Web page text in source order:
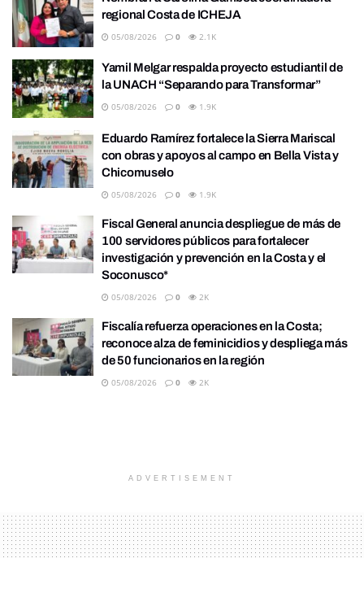
regional Costa de ICHEJA
05/08/2026 0 2.1K
Yamil Melgar respalda proyecto estudiantil de
la UNACH “Separando para Transformar”
05/08/2026 0 1.9K
Eduardo Ramírez fortalece la Sierra Mariscal
con obras y apoyos al campo en Bella Vista y
Chicomuselo
05/08/2026 0 1.9K
Fiscal General anuncia despliegue de más de
100 servidores públicos para fortalecer
investigación y prevención en la Costa y el
Soconusco*
05/08/2026 0 2K
Fiscalía refuerza operaciones en la Costa;
reconoce alza de feminicidios y despliega más
de 50 funcionarios en la región
05/08/2026 0 2K
ADVERTISEMENT